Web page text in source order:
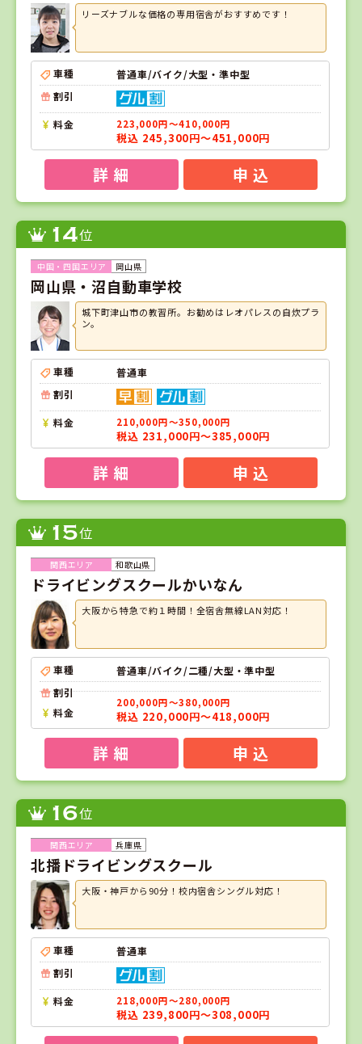
リーズナブルな価格の専用宿舎がおすすめです！
車種
普通車/バイク/大型・準中型
割引
料金 223,000円～410,000円
税込 245,300円～451,000円
詳 細 申 込
14位
岡山県
岡山県・沼自動車学校
城下町津山市の教習所。お勧めはレオパレスの自炊プラ
ン。
車種
普通車
割引
料金 210,000円～350,000円
税込 231,000円～385,000円
詳 細 申 込
15位
和歌山県
ドライビングスクールかいなん
大阪から特急で約１時間！全宿舎無線LAN対応！
車種
普通車/バイク/二種/大型・準中型
割引
料金
200,000円～380,000円
税込 220,000円～418,000円
詳 細 申 込
16位
兵庫県
北播ドライビングスクール
大阪・神戸から90分！校内宿舎シングル対応！
車種
普通車
割引
料金 218,000円～280,000円
税込 239,800円～308,000円